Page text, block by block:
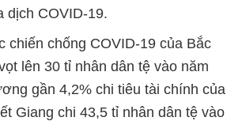
dịch COVID-19.
chiến chống COVID-19 của Bắc
lên 30 tỉ nhân dân tệ vào năm
gần 4,2% chi tiêu tài chính của
Giang chi 43,5 tỉ nhân dân tệ vào